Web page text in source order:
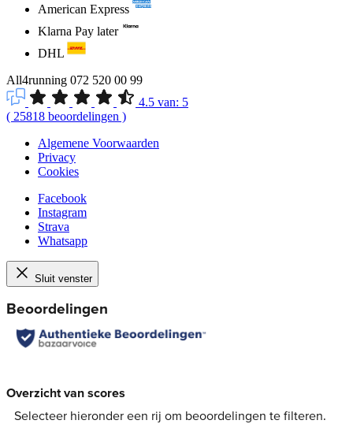
American Express
Klarna Pay later
DHL
All4running 072 520 00 99
4.5 van: 5
( 25818 beoordelingen )
Algemene Voorwaarden
Privacy
Cookies
Facebook
Instagram
Strava
Whatsapp
Sluit venster